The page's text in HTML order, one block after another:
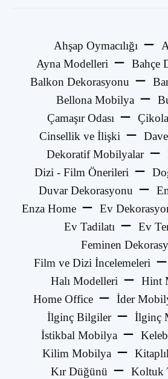
Ahşap Oymacılığı
Ayna Modelleri
Bahçe
Balkon Dekorasyonu
Bellona Mobilya
Çamaşır Odası
Cinsellik ve İlişki
Dekoratif Mobilyalar
Dizi - Film Önerileri
Duvar Dekorasyonu
Enza Home
Ev
Ev Tadilatı
Ev
Feminen
Film ve Dizi İncelemeleri
Halı Modelleri
Hint
Home Office
İder
İlginç Bilgiler
İlginç
İstikbal Mobilya
Kilim Mobilya
Kır Düğünü
Koltuk